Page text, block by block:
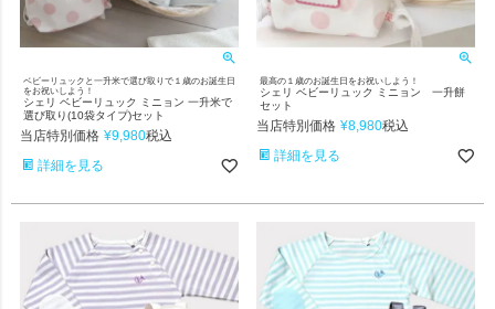
ベビーリュックと一升米で選び取りで１歳のお誕生日
をお祝いしよう！
シェリ ベビーリュック ミニョン 一升米で
選び取り(10袋タイプ)セット
当店特別価格 ¥9,980税込
詳細を見る
最高の１歳のお誕生日をお祝いしよう！
シェリ ベビーリュック ミニョン 一升餅
セット
当店特別価格 ¥8,980税込
詳細を見る